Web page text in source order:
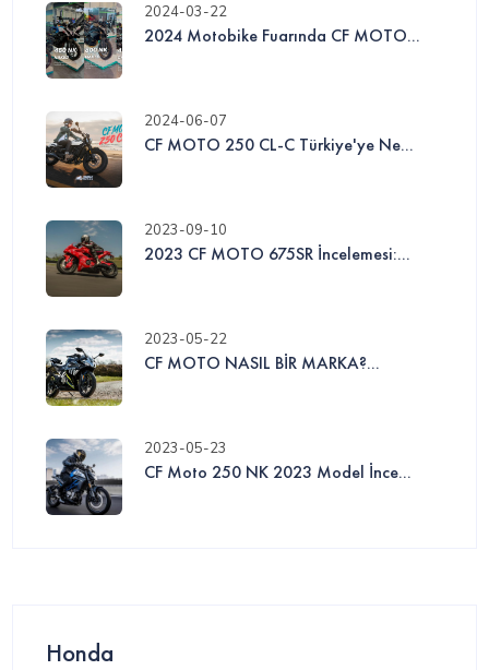
2024-03-22
2024 Motobike Fuarında CF MOTO...
2024-06-07
CF MOTO 250 CL-C Türkiye'ye Ne...
2023-09-10
2023 CF MOTO 675SR İncelemesi:...
2023-05-22
CF MOTO NASIL BİR MARKA?...
2023-05-23
CF Moto 250 NK 2023 Model İnce...
Honda